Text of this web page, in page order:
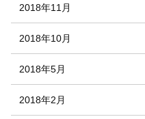
2018年11月
2018年10月
2018年5月
2018年2月